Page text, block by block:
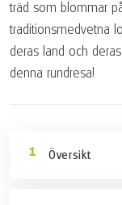
träd som blommar
traditionsmedvetna
deras land och
denna rundresa!
Översikt